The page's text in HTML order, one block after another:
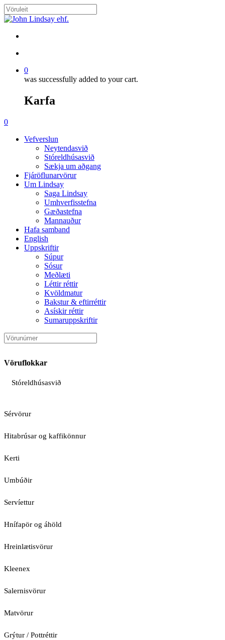
Skip
to
content
Close
0
was successfully added to your cart.
Karfa
Menu
search
account
0
Vefverslun
Neytendasvið
Stóreldhúsasvið
Sækja um aðgang
Fjáröflunarvörur
Um Lindsay
Saga Lindsay
Umhverfisstefna
Gæðastefna
Mannauður
Hafa samband
English
Uppskriftir
Súpur
Sósur
Meðlæti
Léttir réttir
Kvöldmatur
Bakstur & eftirréttir
Asískir réttir
Sumaruppskriftir
Vöruflokkar
Stóreldhúsasvið
Sérvörur
Hitabrúsar og kaffikönnur
Kerti
Umbúðir
Servíettur
Hnífapör og áhöld
Hreinlætisvörur
Kleenex
Salernisvörur
Matvörur
Grýtur / Pottréttir